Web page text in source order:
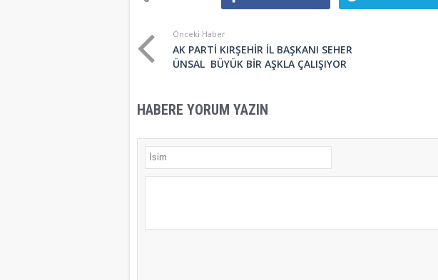
Önceki Haber
AK PARTİ KIRŞEHİR İL BAŞKANI SEHER
ÜNSAL BÜYÜK BİR AŞKLA ÇALIŞIYOR
HABERE YORUM YAZIN